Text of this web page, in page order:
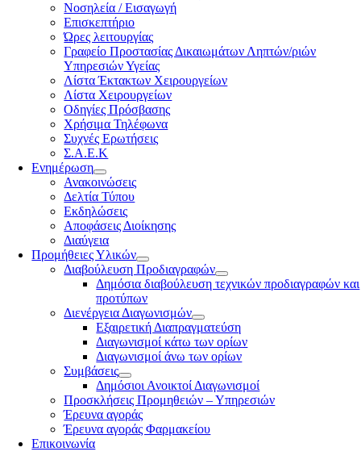
Νοσηλεία / Εισαγωγή
Επισκεπτήριο
Ώρες λειτουργίας
Γραφείο Προστασίας Δικαιωμάτων Ληπτών/ριών
Υπηρεσιών Υγείας
Λίστα Έκτακτων Χειρουργείων
Λίστα Χειρουργείων
Οδηγίες Πρόσβασης
Χρήσιμα Τηλέφωνα
Συχνές Ερωτήσεις
Σ.Α.Ε.Κ
Ενημέρωση
Ανακοινώσεις
Δελτία Τύπου
Εκδηλώσεις
Αποφάσεις Διοίκησης
Διαύγεια
Προμήθειες Υλικών
Διαβούλευση Προδιαγραφών
Δημόσια διαβούλευση τεχνικών προδιαγραφών και
προτύπων
Διενέργεια Διαγωνισμών
Εξαιρετική Διαπραγματεύση
Διαγωνισμοί κάτω των ορίων
Διαγωνισμοί άνω των ορίων
Συμβάσεις
Δημόσιοι Ανοικτοί Διαγωνισμοί
Προσκλήσεις Προμηθειών – Υπηρεσιών
Έρευνα αγοράς
Έρευνα αγοράς Φαρμακείου
Επικοινωνία